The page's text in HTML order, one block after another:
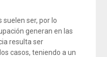
suelen ser, por lo
generan en las
resulta ser
casos, teniendo a un